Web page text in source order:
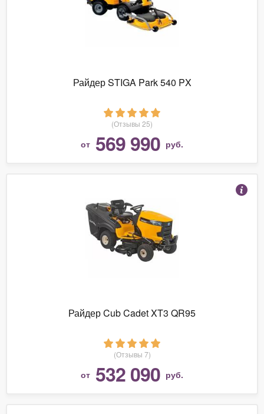
Райдер STIGA Park 540 PX
(Отзывы 25)
от 569 990 руб.
Райдер Cub Cadet XT3 QR95
(Отзывы 7)
от 532 090 руб.